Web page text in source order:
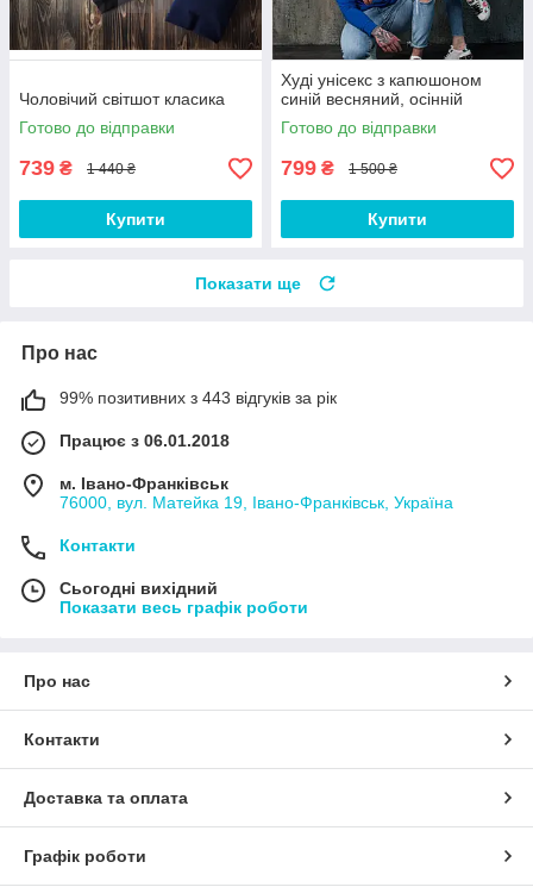
Чоловічий світшот класика
Готово до відправки
739 ₴ 1 440 ₴
Купити
Худі унісекс з капюшоном
синій весняний, осінній
Готово до відправки
799 ₴ 1 500 ₴
Купити
Показати ще
Про нас
99% позитивних з 443 відгуків за рік
Працює з 06.01.2018
м. Івано-Франківськ
76000, вул. Матейка 19, Івано-Франківськ, Україна
Контакти
Сьогодні вихідний
Показати весь графік роботи
Про нас
Контакти
Доставка та оплата
Графік роботи